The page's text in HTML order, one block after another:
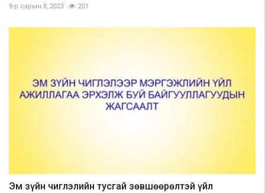
9-р сарын 8, 2023 201
Эм зүйн чиглэлийн тусгай зөвшөөрөлтэй үйл